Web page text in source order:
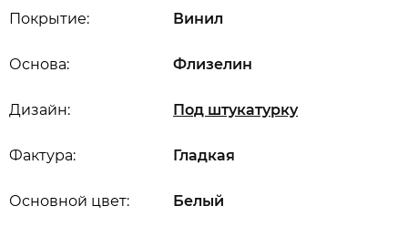
Основной цвет: Белый
Дизайн: Под штукатурку
Основа: Флизелин
Покрытие: Винил
Фактура: Гладкая